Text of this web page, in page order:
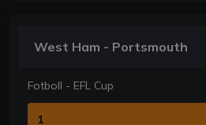
West Ham - Portsmouth
Fotboll - EFL Cup
1